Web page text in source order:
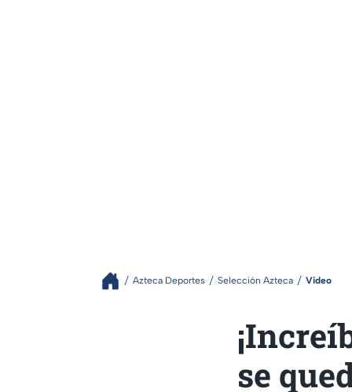
Azteca Deportes Selección Azteca Video
se